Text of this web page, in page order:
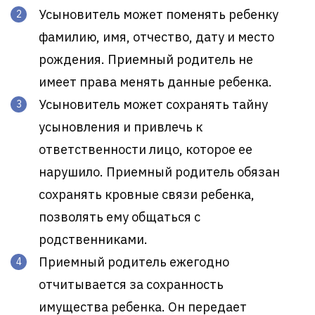
Усыновитель может поменять ребенку
фамилию, имя, отчество, дату и место
рождения. Приемный родитель не
имеет права менять данные ребенка.
Усыновитель может сохранять тайну
усыновления и привлечь к
ответственности лицо, которое ее
нарушило. Приемный родитель обязан
сохранять кровные связи ребенка,
позволять ему общаться с
родственниками.
Приемный родитель ежегодно
отчитывается за сохранность
имущества ребенка. Он передает